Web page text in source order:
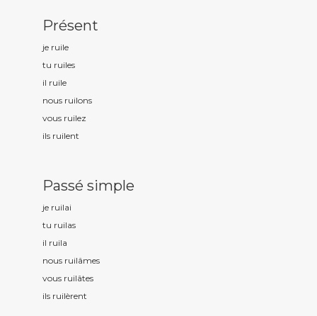
Présent
je ruile
tu ruiles
il ruile
nous ruilons
vous ruilez
ils ruilent
Passé simple
je ruilai
tu ruilas
il ruila
nous ruilâmes
vous ruilâtes
ils ruilèrent